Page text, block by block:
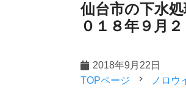
仙台市の下水
０１８年９月２
2018年9月22日
TOPページ
navigate_next ノロウ